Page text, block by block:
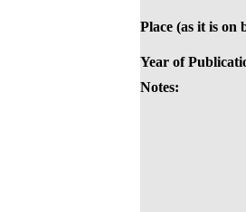
Place (as it is on
Year of
Notes: